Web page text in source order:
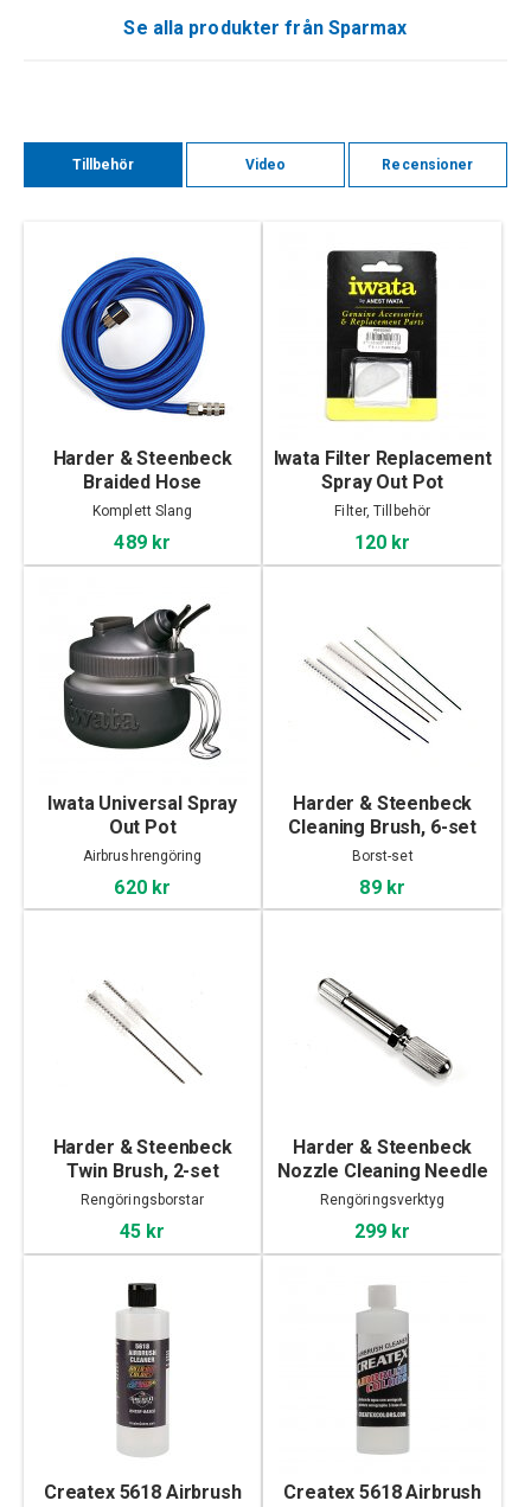
Se alla produkter från Sparmax
Tillbehör Video Recensioner
Harder & Steenbeck
Braided Hose
Komplett Slang
489 kr
Iwata Filter Replacement
Spray Out Pot
Filter, Tillbehör
120 kr
Iwata Universal Spray
Out Pot
Airbrushrengöring
620 kr
Harder & Steenbeck
Cleaning Brush, 6-set
Borst-set
89 kr
Harder & Steenbeck
Twin Brush, 2-set
Rengöringsborstar
45 kr
Harder & Steenbeck
Nozzle Cleaning Needle
Rengöringsverktyg
299 kr
Createx 5618 Airbrush
Createx 5618 Airbrush